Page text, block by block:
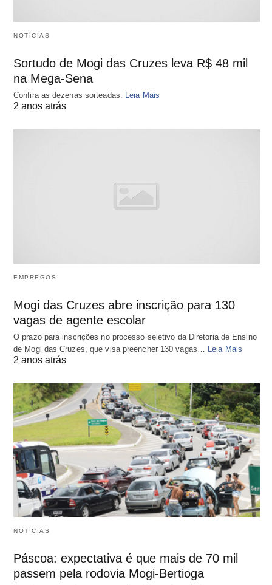
NOTÍCIAS
Sortudo de Mogi das Cruzes leva R$ 48 mil
na Mega-Sena
Confira as dezenas sorteadas. Leia Mais
2 anos atrás
EMPREGOS
Mogi das Cruzes abre inscrição para 130
vagas de agente escolar
O prazo para inscrições no processo seletivo da Diretoria de Ensino
de Mogi das Cruzes, que visa preencher 130 vagas… Leia Mais
2 anos atrás
NOTÍCIAS
Páscoa: expectativa é que mais de 70 mil
passem pela rodovia Mogi-Bertioga